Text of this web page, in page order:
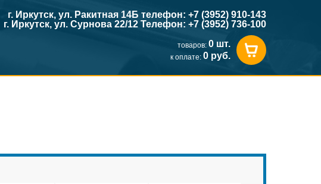
г. Иркутск, ул. Ракитная 14Б телефон: +7 (3952) 910-143
г. Иркутск, ул. Сурнова 22/12 Телефон: +7 (3952) 736-100
товаров: 0 шт.
к оплате: 0 руб.